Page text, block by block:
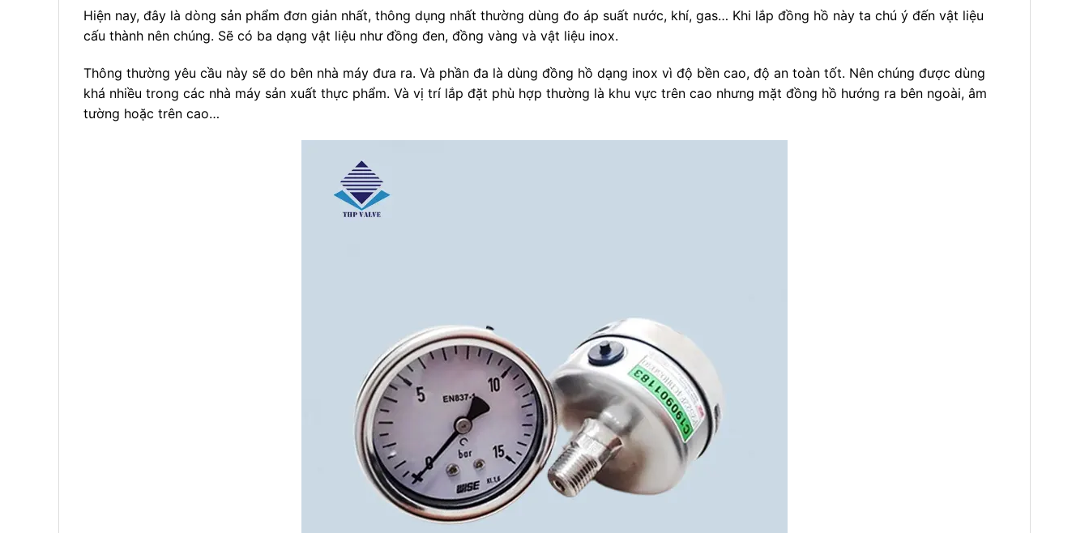
Hiện nay, đây là dòng sản phẩm đơn giản nhất, thông dụng nhất thường dùng đo áp suất nước, khí, gas… Khi lắp đồng hồ này ta chú ý đến vật liệu
cấu thành nên chúng. Sẽ có ba dạng vật liệu như đồng đen, đồng vàng và vật liệu inox.
Thông thường yêu cầu này sẽ do bên nhà máy đưa ra. Và phần đa là dùng đồng hồ dạng inox vì độ bền cao, độ an toàn tốt. Nên chúng được dùng
khá nhiều trong các nhà máy sản xuất thực phẩm. Và vị trí lắp đặt phù hợp thường là khu vực trên cao nhưng mặt đồng hồ hướng ra bên ngoài, âm
tường hoặc trên cao…